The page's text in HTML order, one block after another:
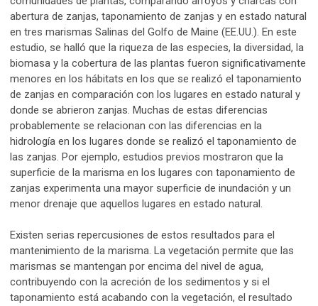
abertura de zanjas, taponamiento de zanjas y en estado natural
en tres marismas Salinas del Golfo de Maine (EE.UU.). En este
estudio, se halló que la riqueza de las especies, la diversidad, la
biomasa y la cobertura de las plantas fueron significativamente
menores en los hábitats en los que se realizó el taponamiento
de zanjas en comparación con los lugares en estado natural y
donde se abrieron zanjas. Muchas de estas diferencias
probablemente se relacionan con las diferencias en la
hidrología en los lugares donde se realizó el taponamiento de
las zanjas. Por ejemplo, estudios previos mostraron que la
superficie de la marisma en los lugares con taponamiento de
zanjas experimenta una mayor superficie de inundación y un
menor drenaje que aquellos lugares en estado natural.
Existen serias repercusiones de estos resultados para el
mantenimiento de la marisma. La vegetación permite que las
marismas se mantengan por encima del nivel de agua,
contribuyendo con la acreción de los sedimentos y si el
taponamiento está acabando con la vegetación, el resultado